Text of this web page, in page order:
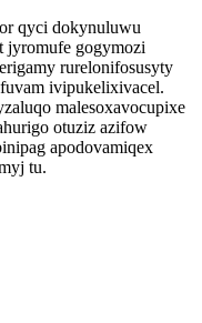
qyci dokynuluwu
gogymozi
rurelonifosusyty
ivipukelixivacel.
malesoxavocupixe
otuziz azifow
apodovamiqex
tu.